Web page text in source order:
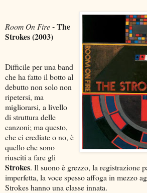
Room On Fire- The
Strokes (2003)
Difficile per una band
che ha fatto il botto al
debutto non solo non
ripetersi, ma
migliorarsi, a livello
di struttura delle
canzoni; ma questo,
che ci crediate o no, è
quello che sono
riusciti a fare gli
Strokes. Il suono è grezzo, la registrazione
imperfetta, la voce spesso affoga in mezzo
Strokes hanno una classe innata.